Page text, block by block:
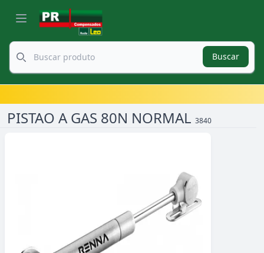
Buscar
PISTAO A GAS 80N NORMAL 3840